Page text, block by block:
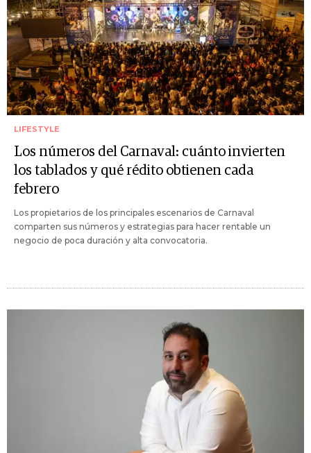
LIFESTYLE
Los números del Carnaval: cuánto invierten
los tablados y qué rédito obtienen cada
febrero
Los propietarios de los principales escenarios de Carnaval
comparten sus números y estrategias para hacer rentable un
negocio de poca duración y alta convocatoria.